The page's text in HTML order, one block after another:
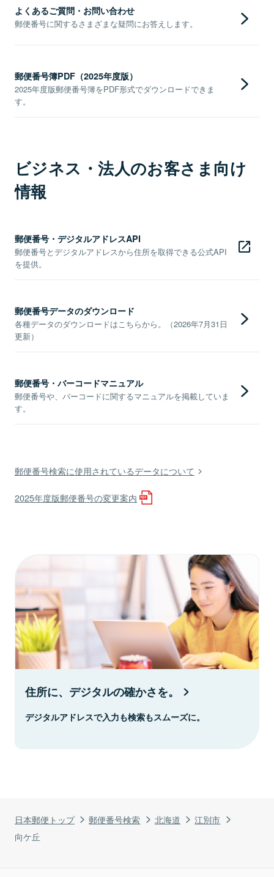
日本郵便トップ 郵便番号検索 北海道
江別市
向ケ丘
よくあるご質問・お問い合わせ
郵便番号に関するさまざまな疑問にお答えします。
郵便番号簿PDF（2025年度版）
2025年度版郵便番号簿をPDF形式でダウンロードできま
す。
ビジネス・法人のお客さま向け
情報
郵便番号・デジタルアドレスAPI
郵便番号とデジタルアドレスから住所を取得できる公式API
を提供。
郵便番号データのダウンロード
各種データのダウンロードはこちらから。（2026年7月31日
更新）
郵便番号・バーコードマニュアル
郵便番号や、バーコードに関するマニュアルを掲載していま
す。
郵便番号検索に使用されているデータについて
2025年度版郵便番号の変更案内
住所に、デジタルの確かさを。
デジタルアドレスで入力も検索もスムーズに。